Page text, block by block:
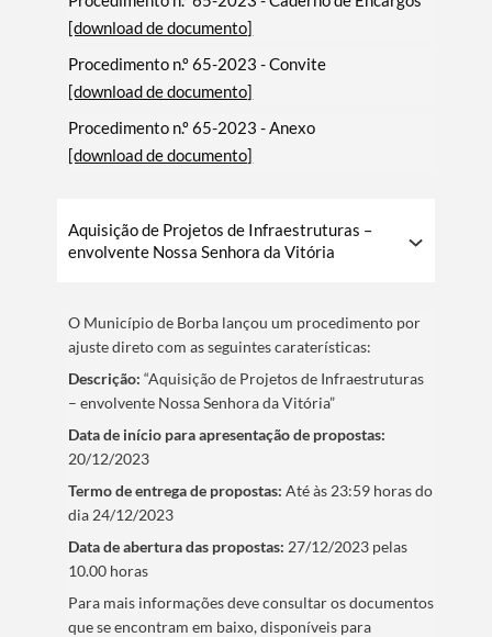
[download de documento]
Procedimento n.º 65-2023 - Convite
[download de documento]
Procedimento n.º 65-2023 - Anexo
[download de documento]
Aquisição de Projetos de Infraestruturas –
envolvente Nossa Senhora da Vitória
O Municí­pio de Borba lançou um procedimento por
ajuste direto com as seguintes caraterí­sticas:
Descrição:“Aquisição de Projetos de Infraestruturas
– envolvente Nossa Senhora da Vitória”
Data de iní­cio para apresentação de propostas:
20/12/2023
Termo de entrega de propostas: Até às 23:59 horas do
dia 24/12/2023
Data de abertura das propostas: 27/12/2023 pelas
10.00 horas
​Para mais informações deve consultar os documentos
que se encontram em baixo, disponí­veis para